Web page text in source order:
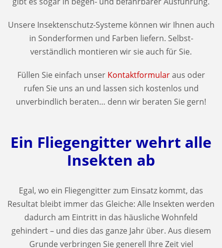
Unsere Insektenschutz-Systeme können wir Ihnen auch
in Sonderformen und Farben liefern. Selbst-
verständlich montieren wir sie auch für Sie.
Füllen Sie einfach unser Kontaktformularaus oder
rufen Sie uns an und lassen sich kostenlos und
unverbindlich beraten… denn wir beraten Sie gern!
Ein Fliegengitter wehrt alle
Insekten ab
Egal, wo ein Fliegengitter zum Einsatz kommt, das
Resultat bleibt immer das Gleiche: Alle Insekten werden
dadurch am Eintritt in das häusliche Wohnfeld
gehindert – und dies das ganze Jahr über. Aus diesem
Grunde verbringen Sie generell Ihre Zeit viel